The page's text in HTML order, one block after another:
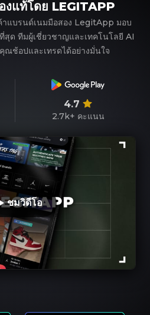
งแท้โดย LEGITAPP
แบรนด์เนมมือสอง LegitApp มอบ
สุด ทีมผู้เชี่ยวชาญและเทคโนโลยี AI
ณช้อปและเทรดได้อย่างมั่นใจ
4.7
2.7k+ คะแนน
ชมวิดีโอ